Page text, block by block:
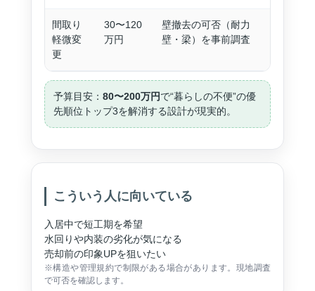
間取り
軽微変
更
30〜120
万円
壁撤去の可否（耐力
壁・梁）を事前調査
予算目安： 80〜200万円で“暮らしの不便”の優
先順位トップ3を解消する設計が現実的。
こういう人に向いている
入居中で短工期を希望
水回りや内装の劣化が気になる
売却前の印象UPを狙いたい
※構造や管理規約で制限がある場合があります。現地調査
で可否を確認します。